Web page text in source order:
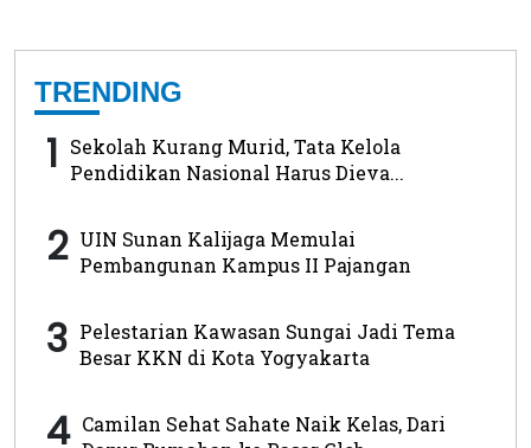
TRENDING
1 Sekolah Kurang Murid, Tata Kelola
Pendidikan Nasional Harus Dieva...
2 UIN Sunan Kalijaga Memulai
Pembangunan Kampus II Pajangan
3 Pelestarian Kawasan Sungai Jadi Tema
Besar KKN di Kota Yogyakarta
4 Camilan Sehat Sahate Naik Kelas, Dari